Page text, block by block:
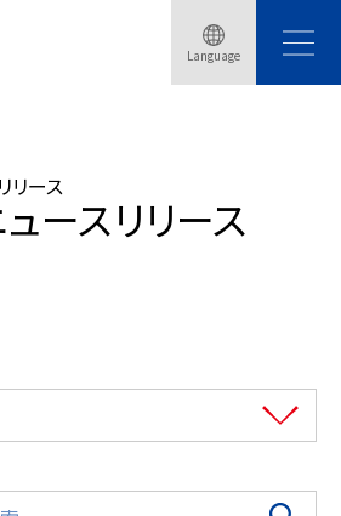
Language
ス
イサイド」建替え計画に伴い一時閉館
リース
ースリリース